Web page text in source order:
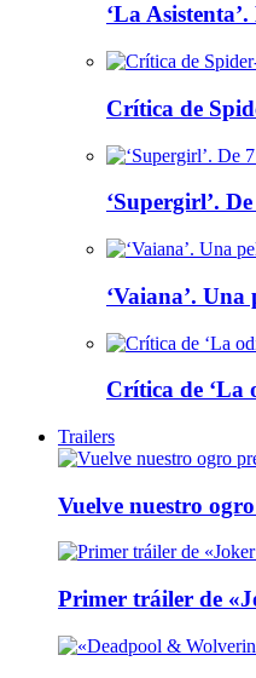
‘La
Crítica de
‘Supergirl’.
‘Vaiana’.
Crítica de ‘La
Trailers
Vuelve nuestro
Primer tráiler de